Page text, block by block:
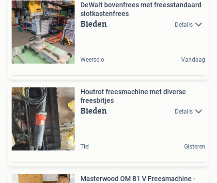
DeWalt bovenfrees met freesstandaard
slotkastenfrees
Bieden Details
Weerselo Vandaag
Houtrot freesmachine met diverse
freesbitjes
Bieden Details
Tiel Gisteren
Masterwood OM B1 V Freesmachine -